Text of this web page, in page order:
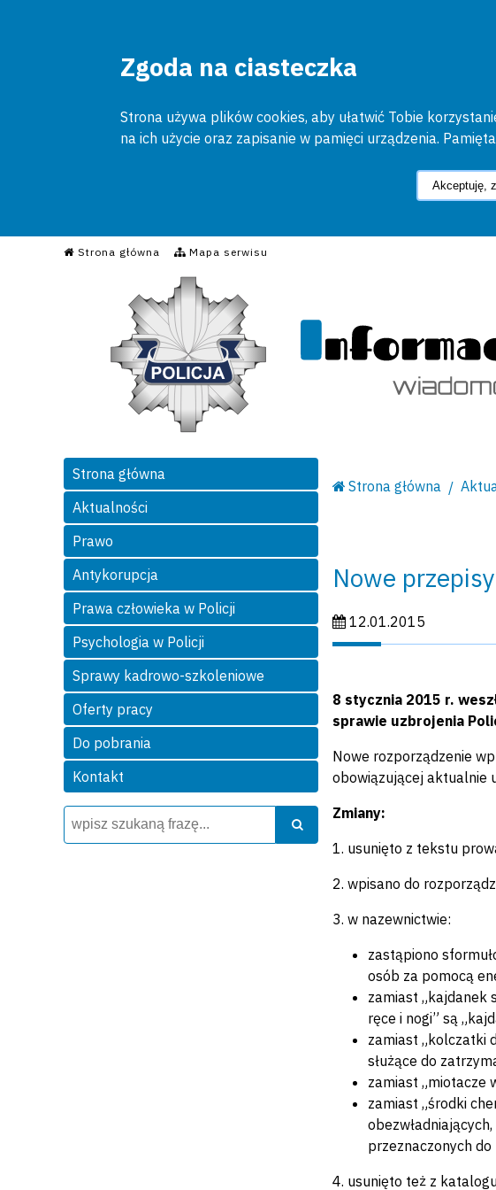
Zgoda na ciasteczka
Strona używa plików cookies, aby ułatwić Tobie
na ich użycie oraz zapisanie w pamięci urządzenia.
Akceptuję,
Strona główna Mapa serwisu
Informacyjny Serwis Policyjny
Strona główna
Aktualności
Prawo
Antykorupcja
Prawa człowieka w Policji
Psychologia w Policji
Sprawy kadrowo-szkoleniowe
Oferty pracy
Do pobrania
Kontakt
Wyszukiwarka
Szukaj
Strona główna
Nowe
Data publikacji:
12.01.2015
8 stycznia 2015 r.
sprawie uzbrojenia
Nowe rozporządzenie
obowiązującej aktualnie
Zmiany:
1. usunięto z tekstu
2. wpisano do
3. w nazewnictwie:
zastąpiono
osób za pomocą
zamiast „kajdanek
ręce i nogi” są
zamiast „kolczatki
służące do
zamiast „miotacze
zamiast „środki
przeznaczonych
4. usunięto też z